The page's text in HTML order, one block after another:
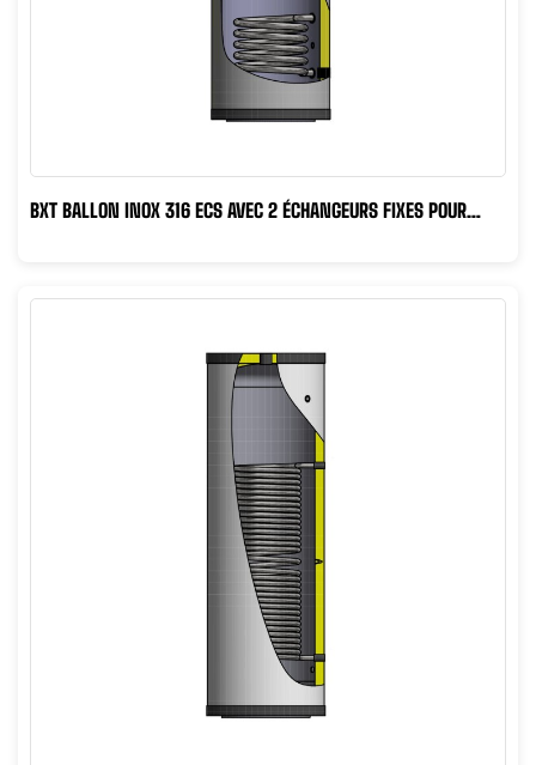
BXT BALLON INOX 316 ECS AVEC 2 ÉCHANGEURS FIXES POUR